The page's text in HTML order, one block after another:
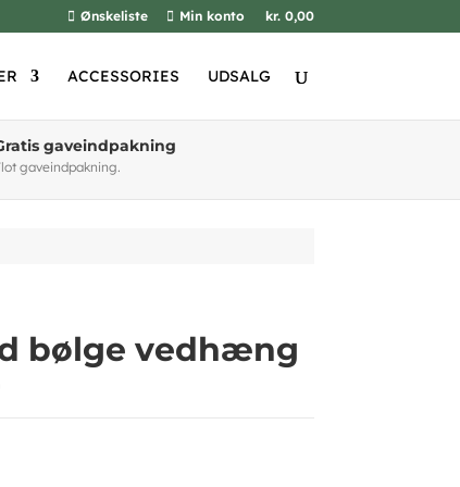
Ønskeliste Min konto kr. 0,00
ACCESSORIES UDSALG
gaveindpakning
gaveindpakning.
bølge vedhæng